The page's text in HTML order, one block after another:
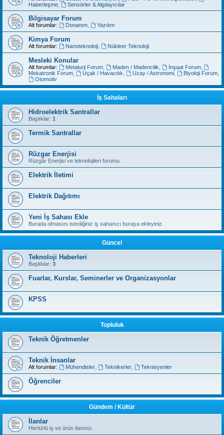
Haberleşme
Sensörler & Algılayıcılar
Bilgisayar Forum
Alt forumlar: Donanım, Yazılım
Kimya Forum
Alt forumlar: Nanoteknoloji, Nükleer Teknoloji
Mesleki Konular
Alt forumlar: Metalurji Forum, Maden / Madencilik İnşaat Forum,
Mekatronik Forum
Uçak / Havacılık Uzay / Astronomi, Biyoloji Forum,
Otomotiv
İş Sahaları
Hidroelektrik Santrallar
Başlıklar: 1
Termik Santrallar
Rüzgar Enerjisi
Rüzgâr Enerjisi ve teknolojileri forumu.
Elektrik İletimi
Elektrik Dağıtımı
Yeni İş Sahası Ekle
Burada olmasını istediğiniz iş sahanızı buraya ekleyiniz.
Güncel
Teknoloji Haberleri
Başlıklar: 3
Fuarlar, Kurslar, Seminerler ve Organizasyonlar
KPSS
Topluluk
Teknik Öğretmenler
Teknik İnsanlar
Alt forumlar: Mühendisler, Teknikerler, Teknisyenler
Öğrenciler
Gündem / Kültür
İlanlar
Hertürlü iş ve ürün ilanınız.